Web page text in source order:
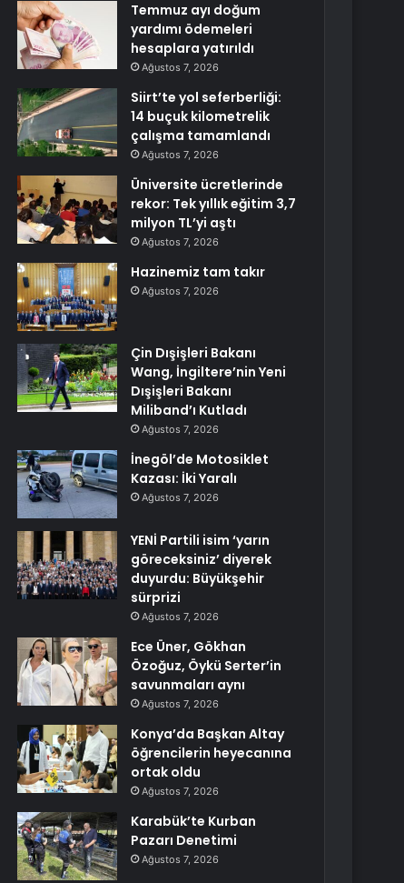
Temmuz ayı doğum
yardımı ödemeleri
hesaplara yatırıldı
Ağustos 7, 2026
Siirt’te yol seferberliği:
14 buçuk kilometrelik
çalışma tamamlandı
Ağustos 7, 2026
Üniversite ücretlerinde
rekor: Tek yıllık eğitim 3,7
milyon TL’yi aştı
Ağustos 7, 2026
Hazinemiz tam takır
Ağustos 7, 2026
Çin Dışişleri Bakanı
Wang, İngiltere’nin Yeni
Dışişleri Bakanı
Miliband’ı Kutladı
Ağustos 7, 2026
İnegöl’de Motosiklet
Kazası: İki Yaralı
Ağustos 7, 2026
YENİ Partili isim ‘yarın
göreceksiniz’ diyerek
duyurdu: Büyükşehir
sürprizi
Ağustos 7, 2026
Ece Üner, Gökhan
Özoğuz, Öykü Serter’in
savunmaları aynı
Ağustos 7, 2026
Konya’da Başkan Altay
öğrencilerin heyecanına
ortak oldu
Ağustos 7, 2026
Karabük’te Kurban
Pazarı Denetimi
Ağustos 7, 2026